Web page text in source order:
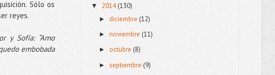
Sólo os
reyes.
y Sofía: “Amo
embobada
▼ 2014(130)
► diciembre (12)
►noviembre(11)
►octubre (8)
► septiembre (9)